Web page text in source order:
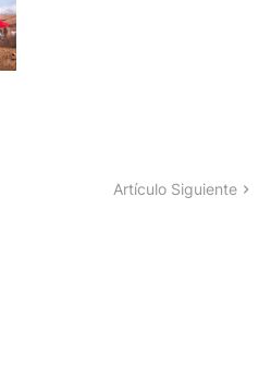
Artículo Siguiente